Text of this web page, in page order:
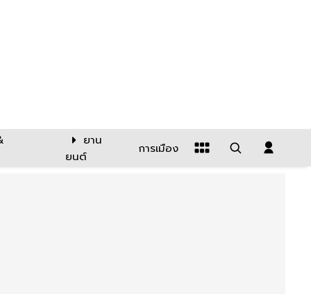
ยาน
ยนต์
การเมือง